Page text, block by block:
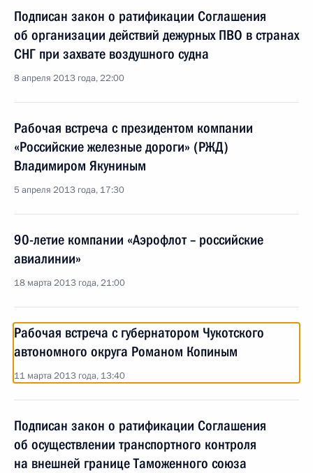
Подписан закон о ратификации Соглашения
об организации действий дежурных ПВО в странах
СНГ при захвате воздушного судна
8 апреля 2013 года, 22:00
Рабочая встреча с президентом компании
«Российские железные дороги» (РЖД)
Владимиром Якуниным
5 апреля 2013 года, 17:30
90-летие компании «Аэрофлот – российские
авиалинии»
18 марта 2013 года, 21:00
Рабочая встреча с губернатором Чукотского
автономного округа Романом Копиным
11 марта 2013 года, 13:40
Подписан закон о ратификации Соглашения
об осуществлении транспортного контроля
на внешней границе Таможенного союза